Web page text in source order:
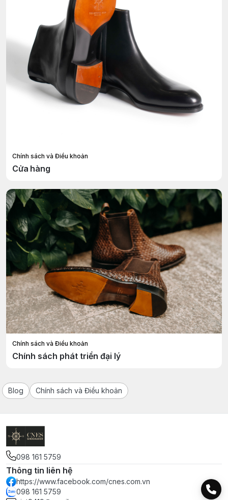
Chính sách và Điều khoản
Cửa hàng
Chính sách và Điều khoản
Chính sách phát triển đại lý
Blog Chính sách và Điều khoản
098 161 5759
Thông tin liên hệ
https://www.facebook.com/cnes.com.vn
098 161 5759